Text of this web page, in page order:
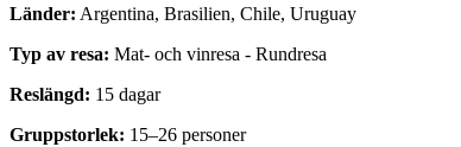
Länder: Argentina, Brasilien, Chile, Uruguay
Typ av resa: Mat- och vinresa - Rundresa
Reslängd: 15 dagar
Gruppstorlek: 15–26 personer